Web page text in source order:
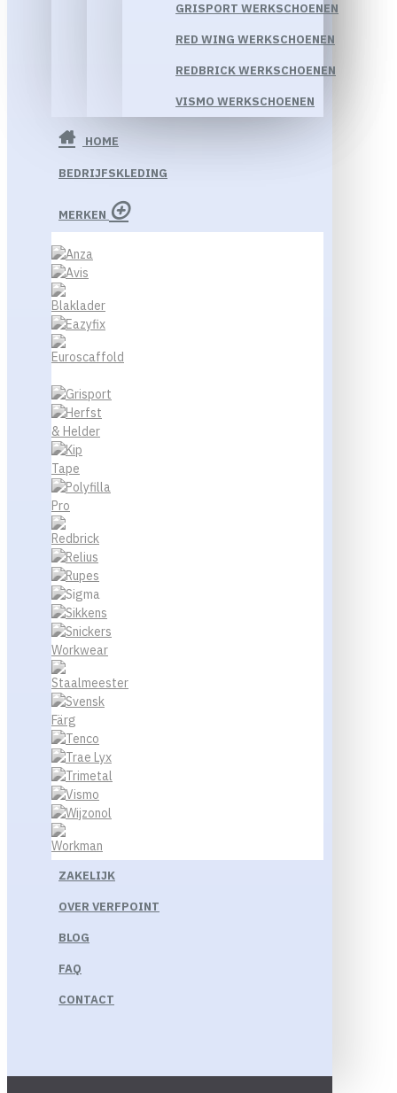
GRISPORT WERKSCHOENEN
RED WING WERKSCHOENEN
REDBRICK WERKSCHOENEN
VISMO WERKSCHOENEN
HOME
BEDRIJFSKLEDING
MERKEN
ZAKELIJK
OVER VERFPOINT
BLOG
FAQ
CONTACT